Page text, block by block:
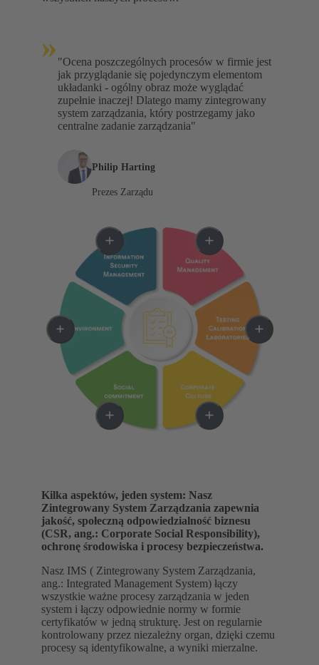
» "Ocena poszczególnych procesów w firmie jest
jak przyglądanie się pojedynczym elementom
układanki - ogólny obraz może wyglądać
zupełnie inaczej! Dlatego mamy zintegrowany
system zarządzania, który postrzegamy jako
centralne zadanie zarządzania"
Philip Harting
Prezes Zarządu
Kilka aspektów, jeden system: Nasz
Zintegrowany System Zarządzania zapewnia
jakość, społeczną odpowiedzialność biznesu
(CSR, ang.: Corporate Social Responsibility),
ochronę środowiska i procesy bezpieczeństwa.
Nasz IMS ( Zintegrowany System Zarządzania,
ang.: Integrated Management System) łączy
wszystkie ważne procesy zarządzania w jeden
system i łączy odpowiednie normy w formie
certyfikatów w jedną strukturę. Jest on regularnie
kontrolowany przez niezależny organ, dzięki czemu
procesy są identyfikowalne, a wyniki mierzalne.